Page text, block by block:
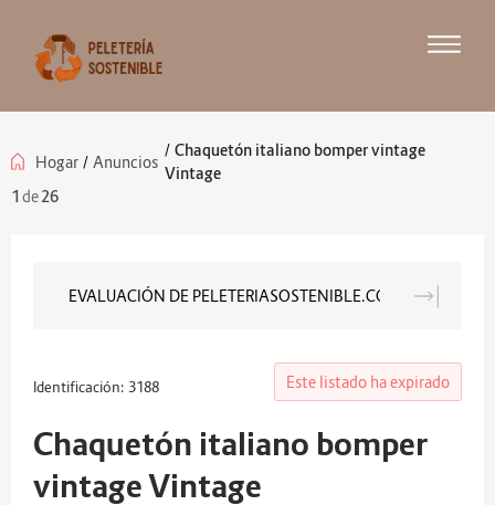
Hogar / Anuncios
/ Chaquetón italiano bomper vintage
Vintage
1de26
EVALUACIÓN DE PELETERIASOSTENIBLE.COM
Identificación: 3188 Este listado ha expirado
Chaquetón italiano bomper
vintage Vintage